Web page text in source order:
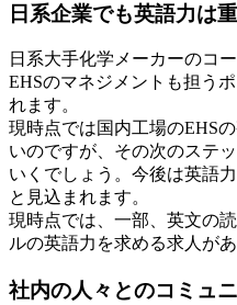
日系企業でも英語力は
日系大手化学メーカーのコ
EHSのマネジメントも担う
れます。
現時点では国内工場のEHS
いのですが、その次のステ
いくでしょう。今後は英語
と見込まれます。
現時点では、一部、英文の
ルの英語力を求める求人があ
社内の人々とのコミュ